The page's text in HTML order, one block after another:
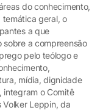
do conhecimento,
temática geral, o
a que
sobre a compreensão
pelo teólogo e
mídia, dignidade
integram o Comitê
Volker Leppin, da